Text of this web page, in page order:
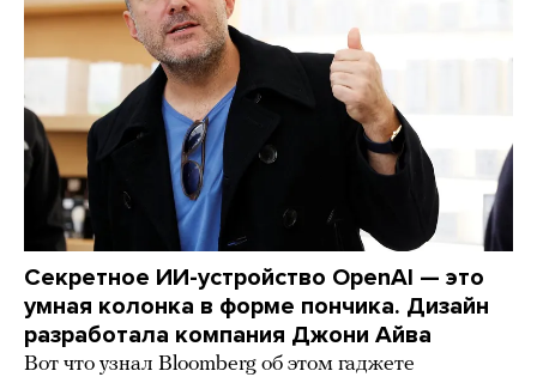
Секретное ИИ-устройство OpenAI — это
умная колонка в форме пончика. Дизайн
разработала компания Джони Айва
Вот что узнал Bloomberg об этом гаджете